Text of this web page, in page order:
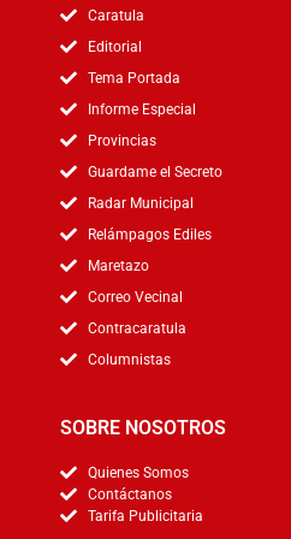
Caratula
Editorial
Tema Portada
Informe Especial
Provincias
Guardame el Secreto
Radar Municipal
Relámpagos Ediles
Maretazo
Correo Vecinal
Contracaratula
Columnistas
SOBRE NOSOTROS
Quienes Somos
Contáctanos
Tarifa Publicitaria